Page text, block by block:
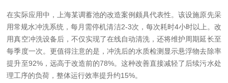
在实际应用中，上海某调蓄池的改造案例颇具代表性。该设施原先采
用常规水冲洗系统，每月需停机清洁2-3次，每次耗时4小时以上。改
用真空冲洗设备后，不仅实现了在线自动清洗，还将维护周期延长至
每季度一次。更值得注意的是，冲洗后的水质检测显示悬浮物去除率
提升至92%，远高于改造前的78%。这种改善直接减轻了后续污水处
理工序的负荷，整体运行效率提升约15%。